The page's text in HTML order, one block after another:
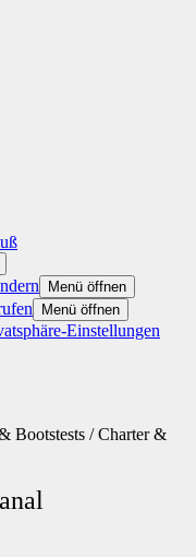
Menü öffnen
Menü öffnen
Einstellungen
Bootstests / Charter &